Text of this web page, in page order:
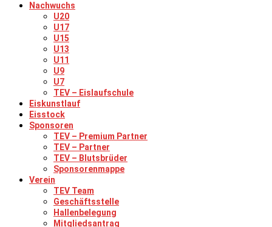
Nachwuchs
U20
U17
U15
U13
U11
U9
U7
TEV – Eislaufschule
Eiskunstlauf
Eisstock
Sponsoren
TEV – Premium Partner
TEV – Partner
TEV – Blutsbrüder
Sponsorenmappe
Verein
TEV Team
Geschäftsstelle
Hallenbelegung
Mitgliedsantrag